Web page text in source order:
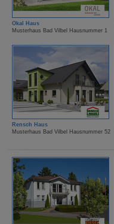
Okal Haus
Musterhaus Bad Vilbel Hausnummer 1
Rensch Haus
Musterhaus Bad Vilbel Hausnummer 52